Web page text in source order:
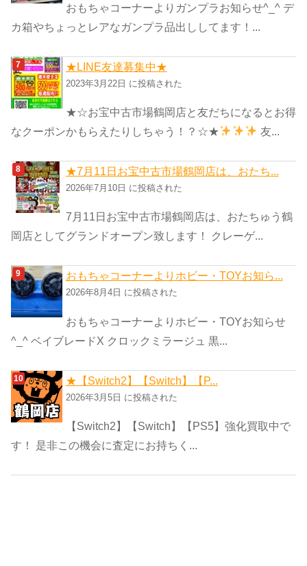
おもちゃコーナーよりガンプラお知らせ^_^ デ
カ箱やちょっとレアなガンプラ品出ししてます！...
★LINE友達募集中★
2023年3月22日 に投稿された
★☆お宝中古市場鶴岡店と友だちになるとお得
なクーポンかもらえたりしちゃう！？☆★
友...
★7月11日お宝中古市場鶴岡店は、おたち...
2026年7月10日 に投稿された
7月11日お宝中古市場鶴岡店は、おたちゅう鶴
岡店としてグランドオープン致します！ クレーゲ...
おもちゃコーナーよりホビー・TOYお知ら...
2026年8月4日 に投稿された
おもちゃコーナーよりホビー・TOYお知らせ
^_^ ベイブレードX クロックミラージュ 黒...
★【Switch2】【Switch】【P...
2026年3月5日 に投稿された
【Switch2】【Switch】【PS5】強化買取中で
す！ 是非この機会に査定にお持ちく...